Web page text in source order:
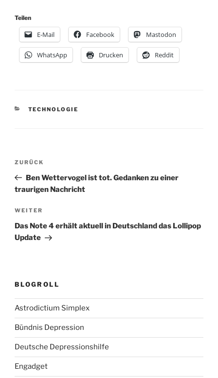
Teilen
E-Mail Facebook Mastodon
WhatsApp Drucken Reddit
KATEGORIEN
TECHNOLOGIE
Beitragsnavigation
Vorheriger
Beitrag
ZURÜCK
Ben Wettervogel ist tot. Gedanken zu einer
traurigen Nachricht
Nächster
Beitrag
WEITER
Das Note 4 erhält aktuell in Deutschland das Lollipop
Update
BLOGROLL
Astrodictium Simplex
Bündnis Depression
Deutsche Depressionshilfe
Engadget